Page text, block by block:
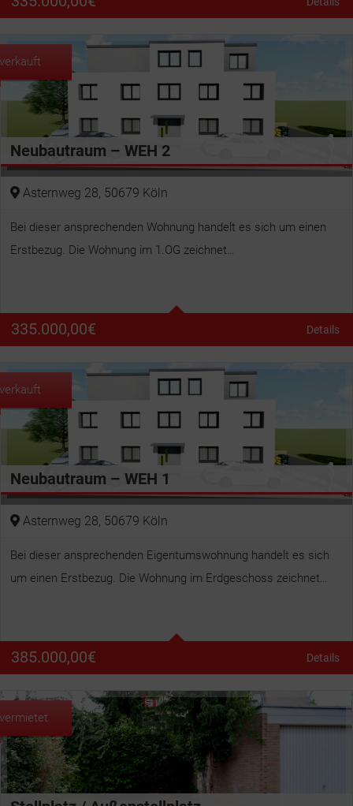
Wohnfläche
verkauft
Neubautraum – WEH 2
335.000,00€
Asternweg 28, 50679 Köln
Bei dieser ansprechenden Wohnung handelt es sich um einen
Erstbezug. Die Wohnung im 1.OG zeichnet…
Wohnfläche
Details
verkauft
Neubautraum – WEH 1
385.000,00€
Asternweg 28, 50679 Köln
Bei dieser ansprechenden Eigentumswohnung handelt es sich
um einen Erstbezug. Die Wohnung im Erdgeschoss zeichnet…
Wohnfläche
Details
vermietet